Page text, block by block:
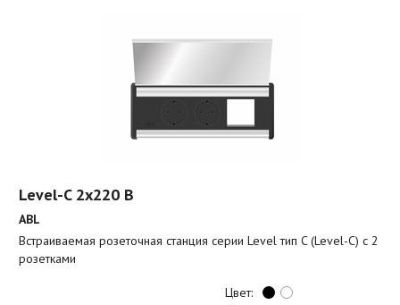
Level-C 2x220 B
ABL
Встраиваемая розеточная станция серии Level тип C (Level-C) с 2
розетками
Цвет: